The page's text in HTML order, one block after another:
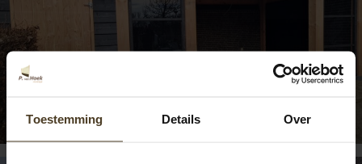
Toestemming Details Over
Douglas overkapping Roggel